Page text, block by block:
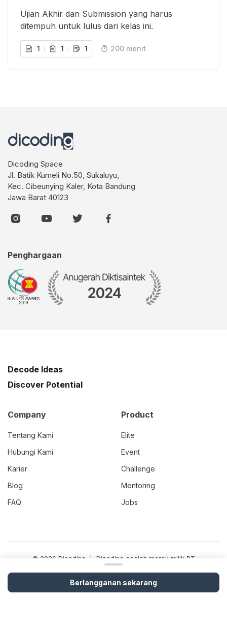
Berlangganan sekarang
Ujian Akhir dan Submission yang harus
ditempuh untuk lulus dari kelas ini.
1 1 1 200 menit
Dicoding Space
Jl. Batik Kumeli No.50, Sukaluyu,
Kec. Cibeunying Kaler, Kota Bandung
Jawa Barat 40123
Penghargaan
Decode Ideas
Discover Potential
Company
Tentang Kami
Hubungi Kami
Karier
Blog
FAQ
Product
Elite
Event
Challenge
Mentoring
Jobs
© 2026 Dicoding |
Dicoding adalah merek milik PT
Terms
• Privacy